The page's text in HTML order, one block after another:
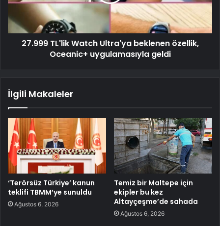
27.999 TL'lik Watch Ultra'ya beklenen özellik,
Oceanic+ uygulamasıyla geldi
İlgili Makaleler
‘Terörsüz Türkiye’ kanun
teklifi TBMM’ye sunuldu
Ağustos 6, 2026
Temiz bir Maltepe için
ekipler bu kez
Altayçeşme’de sahada
Ağustos 6, 2026